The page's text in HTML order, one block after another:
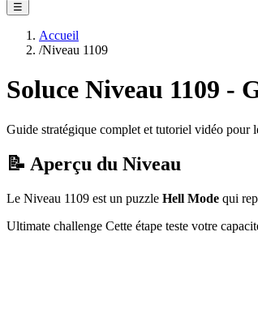
☰
Accueil
/Niveau 1109
Soluce Niveau 1109 -
Guide stratégique complet et tutoriel vidéo pour
📝 Aperçu du Niveau
Le Niveau 1109 est un puzzle Hell Mode qui
Ultimate challenge Cette étape teste votre